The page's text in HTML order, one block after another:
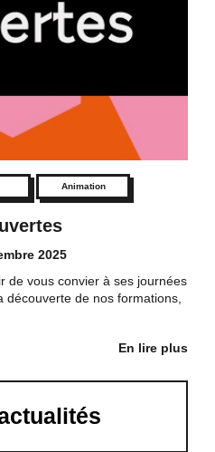
Animation
2025
de vous convier à ses journées
découverte de nos formations,
En lire plus